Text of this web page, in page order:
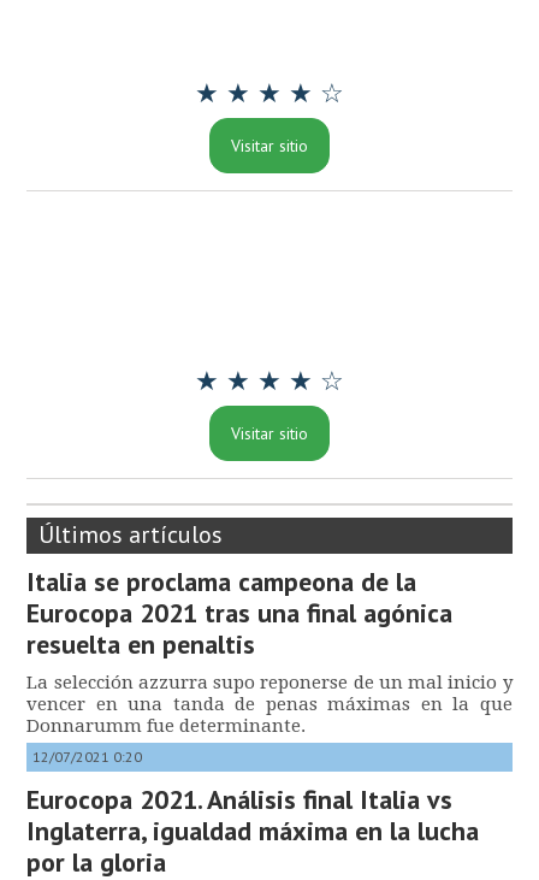
★ ★ ★ ★ ☆
Visitar sitio
★ ★ ★ ★ ☆
Visitar sitio
Últimos artículos
Italia se proclama campeona de la
Eurocopa 2021 tras una final agónica
resuelta en penaltis
La selección azzurra supo reponerse de un mal inicio y
vencer en una tanda de penas máximas en la que
Donnarumm fue determinante.
12/07/2021 0:20
Eurocopa 2021. Análisis final Italia vs
Inglaterra, igualdad máxima en la lucha
por la gloria